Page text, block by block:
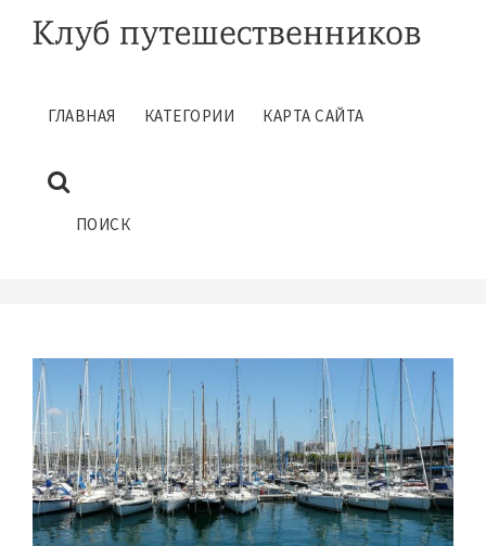
ГЛАВНАЯ КАТЕГОРИИ КАРТА САЙТА
ПОИСК
БАРСЕЛОНА ДЛЯ ТУРИСТОВ